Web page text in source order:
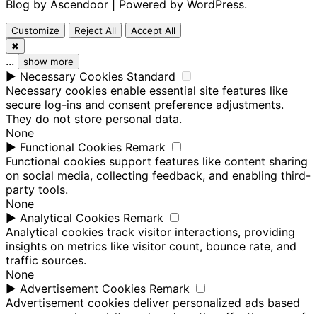
Blog by Ascendoor | Powered by WordPress.
Customize Reject All
Accept All
✖
... show more
► Necessary Cookies Standard
Necessary cookies enable essential site features like
secure log-ins and consent preference adjustments.
They do not store personal data.
None
► Functional Cookies Remark
Functional cookies support features like content sharing
on social media, collecting feedback, and enabling third-
party tools.
None
► Analytical Cookies Remark
Analytical cookies track visitor interactions, providing
insights on metrics like visitor count, bounce rate, and
traffic sources.
None
► Advertisement Cookies Remark
Advertisement cookies deliver personalized ads based